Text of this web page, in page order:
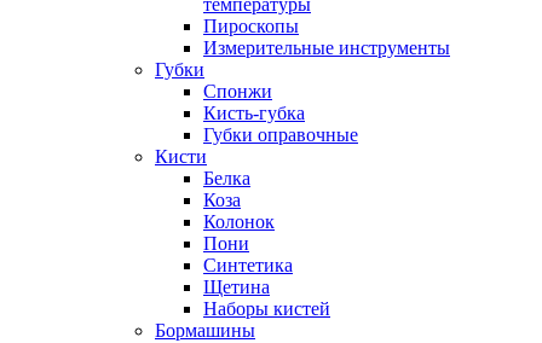
температуры
Пироскопы
Измерительные инструменты
Губки
Спонжи
Кисть-губка
Губки оправочные
Кисти
Белка
Коза
Колонок
Пони
Синтетика
Щетина
Наборы кистей
Бормашины